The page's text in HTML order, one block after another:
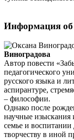
Информация об
Виноградова
Автор повести
педагогического
русского языка и
аспирантуре,
– философии.
Однако после
научные изыскания
семье и
творчеству в иной